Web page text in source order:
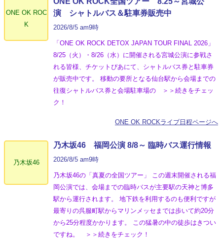
ONE OK ROC
K
演 シャトルバス＆駐車券販売中
2026/8/5 am9時
「ONE OK ROCK DETOX JAPAN TOUR FINAL 2026」
8/25（火）・8/26（水）に開催される宮城公演に参戦さ
れる皆様、チケットぴあにて、シャトルバス券と駐車券
が販売中です。 移動の要所となる仙台駅から会場までの
往復シャトルバス券と会場駐車場の ＞＞続きをチェッ
ク！
ONE OK ROCKライブ日程ページへ
乃木坂46
乃木坂46 福岡公演 8/8～ 臨時バス運行情報
2026/8/5 am9時
乃木坂46の「真夏の全国ツアー」 この週末開催される福
岡公演では、会場までの臨時バスが主要駅の天神と博多
駅から運行されます。 地下鉄を利用するのも便利ですが
最寄りの呉服町駅からマリンメッセまでは歩いて約20分
から25分程度かかります。 この猛暑の中の徒歩はきつい
ですね。 ＞＞続きをチェック！